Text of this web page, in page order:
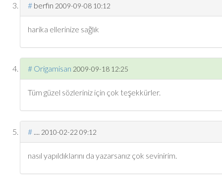
# berfin 2009-09-08 10:12
harika ellerinize sağlık
# Origamisan 2009-09-18 12:25
Tüm güzel sözleriniz için çok teşekkürler.
# .... 2010-02-22 09:12
nasıl yapıldıklarını da yazarsanız çok sevinirim.